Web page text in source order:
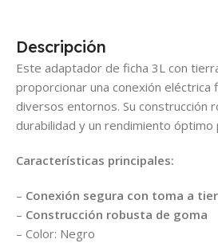
Descripción
Este adaptador de ficha 3L con
proporcionar una conexión eléctrica
diversos entornos. Su construcción
durabilidad y un rendimiento
Características principales:
– Conexión segura con toma a
– Construcción robusta de goma
– Color: Negro